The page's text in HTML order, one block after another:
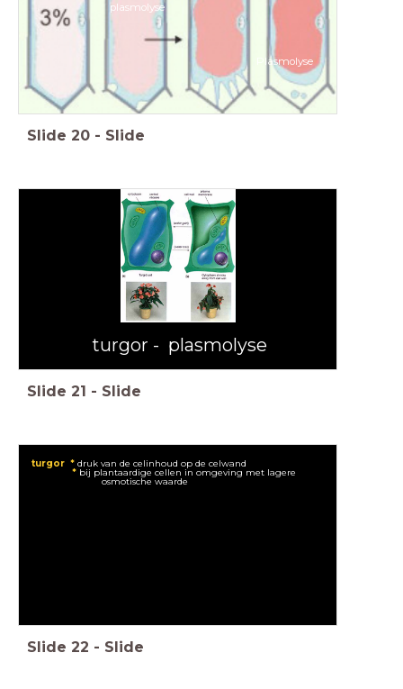
Plasmolyse
plasmolyse
Slide 20 - Slide
turgor - plasmolyse
Slide 21 - Slide
turgor * druk van de celinhoud op de celwand
*bij plantaardige cellen in omgeving met lagere
osmotische waarde
Slide 22 - Slide